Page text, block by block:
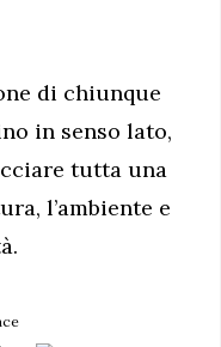
di chiunque
in senso lato,
tutta una
l’ambiente e